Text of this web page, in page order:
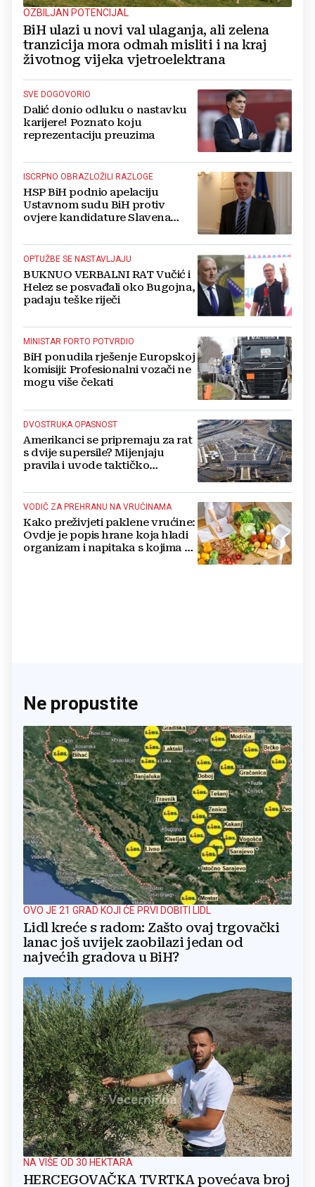
OZBILJAN POTENCIJAL
BiH ulazi u novi val ulaganja, ali zelena
tranzicija mora odmah misliti i na kraj
životnog vijeka vjetroelektrana
SVE DOGOVORIO
Dalić donio odluku o nastavku
karijere! Poznato koju
reprezentaciju preuzima
ISCRPNO OBRAZLOŽILI RAZLOGE
HSP BiH podnio apelaciju
Ustavnom sudu BiH protiv
ovjere kandidature Slavena
OPTUŽBE SE NASTAVLJAJU
BUKNUO VERBALNI RAT Vučić i
Helez se posvađali oko Bugojna,
padaju teške riječi
MINISTAR FORTO POTVRDIO
BiH ponudila rješenje Europskoj
komisiji: Profesionalni vozači ne
mogu više čekati
DVOSTRUKA OPASNOST
Amerikanci se pripremaju za rat
s dvije supersile? Mijenjaju
pravila i uvode taktičko
VODIČ ZA PREHRANU NA VRUĆINAMA
Kako preživjeti paklene vrućine:
Ovdje je popis hrane koja hladi
organizam i napitaka s kojima si
Ne propustite
OVO JE 21 GRAD KOJI ĆE PRVI DOBITI LIDL
Lidl kreće s radom: Zašto ovaj trgovački
lanac još uvijek zaobilazi jedan od
najvećih gradova u BiH?
NA VIŠE OD 30 HEKTARA
HERCEGOVAČKA TVRTKA povećava broj